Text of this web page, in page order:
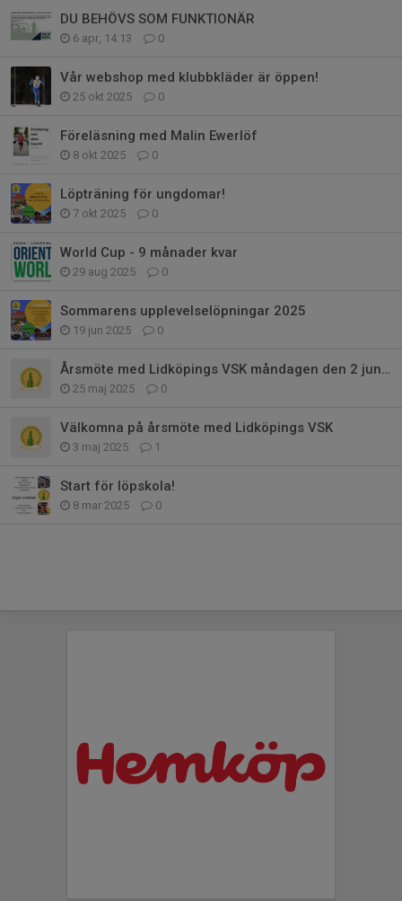
DU BEHÖVS SOM FUNKTIONÄR
6 apr, 14:13 0
Vår webshop med klubbkläder är öppen!
25 okt 2025 0
Föreläsning med Malin Ewerlöf
8 okt 2025 0
Löpträning för ungdomar!
7 okt 2025 0
World Cup - 9 månader kvar
29 aug 2025 0
Sommarens upplevelselöpningar 2025
19 jun 2025 0
Årsmöte med Lidköpings VSK måndagen den 2 juni kl 19.45 på Rådåsgården.
25 maj 2025 0
Välkomna på årsmöte med Lidköpings VSK
3 maj 2025 1
Start för löpskola!
8 mar 2025 0